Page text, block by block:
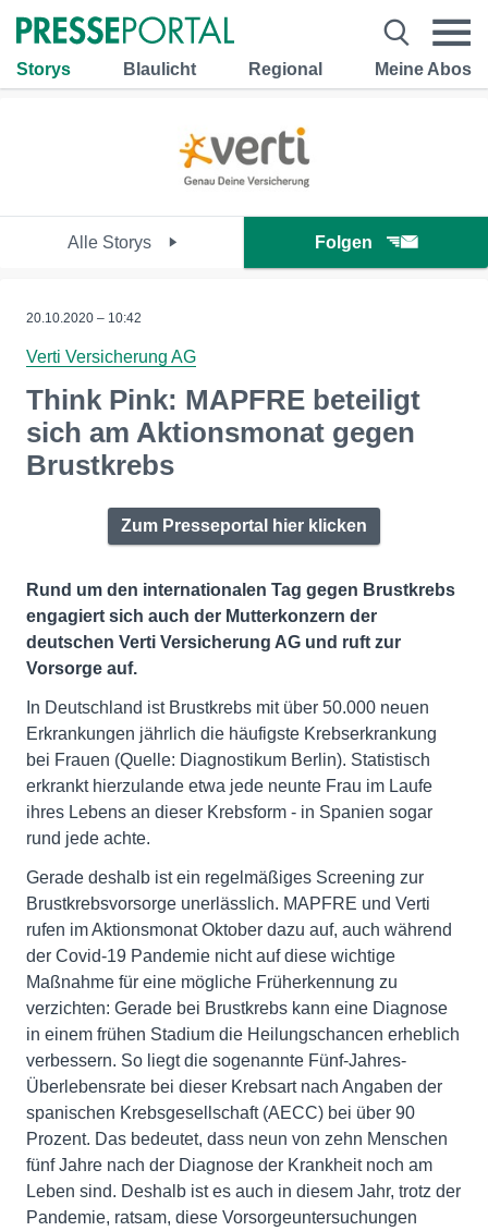
Storys Blaulicht Regional Meine Abos
Alle Storys Folgen
20.10.2020 – 10:42
Verti Versicherung AG
Think Pink: MAPFRE beteiligt
sich am Aktionsmonat gegen
Brustkrebs
Zum Presseportal hier klicken
Rund um den internationalen Tag gegen Brustkrebs
engagiert sich auch der Mutterkonzern der
deutschen Verti Versicherung AG und ruft zur
Vorsorge auf.
In Deutschland ist Brustkrebs mit über 50.000 neuen
Erkrankungen jährlich die häufigste Krebserkrankung
bei Frauen (Quelle: Diagnostikum Berlin). Statistisch
erkrankt hierzulande etwa jede neunte Frau im Laufe
ihres Lebens an dieser Krebsform - in Spanien sogar
rund jede achte.
Gerade deshalb ist ein regelmäßiges Screening zur
Brustkrebsvorsorge unerlässlich. MAPFRE und Verti
rufen im Aktionsmonat Oktober dazu auf, auch während
der Covid-19 Pandemie nicht auf diese wichtige
Maßnahme für eine mögliche Früherkennung zu
verzichten: Gerade bei Brustkrebs kann eine Diagnose
in einem frühen Stadium die Heilungschancen erheblich
verbessern. So liegt die sogenannte Fünf-Jahres-
Überlebensrate bei dieser Krebsart nach Angaben der
spanischen Krebsgesellschaft (AECC) bei über 90
Prozent. Das bedeutet, dass neun von zehn Menschen
fünf Jahre nach der Diagnose der Krankheit noch am
Leben sind. Deshalb ist es auch in diesem Jahr, trotz der
Pandemie, ratsam, diese Vorsorgeuntersuchungen